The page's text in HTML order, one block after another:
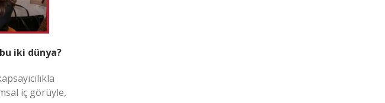
iki dünya?
iç görüyle,